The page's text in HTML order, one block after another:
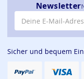
Newsletter
E-Mail-Adresse
Sicher und bequem